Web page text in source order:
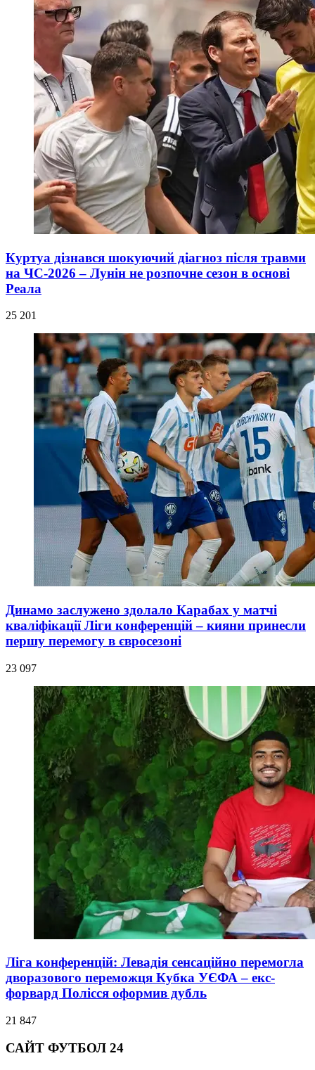
Куртуа дізнався шокуючий діагноз після травми
на ЧС-2026 – Лунін не розпочне сезон в основі
Реала
25 201
Динамо заслужено здолало Карабах у матчі
кваліфікації Ліги конференцій – кияни принесли
першу перемогу в євросезоні
23 097
Ліга конференцій: Левадія сенсаційно перемогла
дворазового переможця Кубка УЄФА – екс-
форвард Полісся оформив дубль
21 847
САЙТ ФУТБОЛ 24